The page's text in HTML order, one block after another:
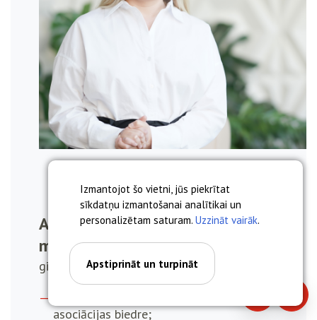
Izmantojot šo vietni, jūs piekrītat
sīkdatņu izmantošanai analītikai un
personalizētam saturam. Uzzināt vairāk.
Apstiprināt un turpināt
Anna Miskova, asoc. prof. Dr.
med.
ginekologs, dzemdību speciālists
asociācijas biedre;